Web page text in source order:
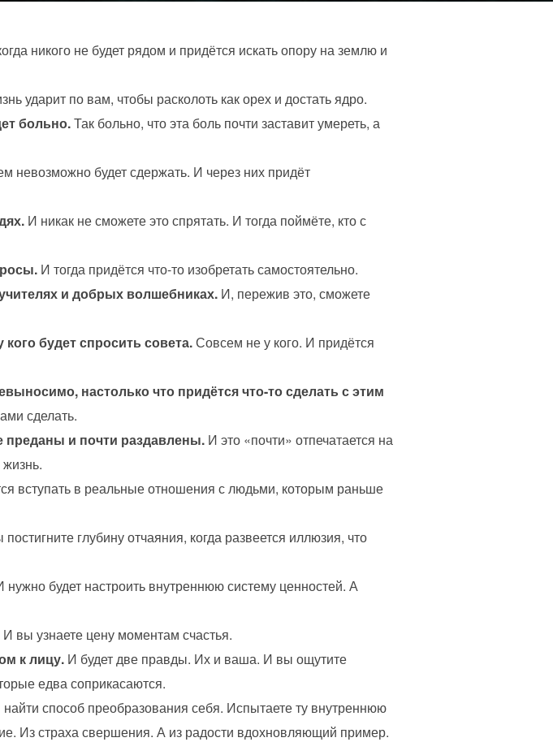
никого не будет рядом и придётся искать опору на землю и
ударит по вам, чтобы расколоть как орех и достать ядро.
больно.Так больно, что эта боль почти заставит умереть, а
невозможно будет сдержать. И через них придёт
И никак не сможете это спрятать. И тогда поймёте, кто с
И тогда придётся что-то изобретать самостоятельно.
и добрых волшебниках. И, пережив это, сможете
будет спросить совета.Совсем не у кого. И придётся
настолько что придётся что-то сделать с этим
сделать.
преданы и почти раздавлены. И это «почти» отпечатается на
вступать в реальные отношения с людьми, которым раньше
постигните глубину отчаяния, когда развеется иллюзия, что
нужно будет настроить внутреннюю систему ценностей. А
И вы узнаете цену моментам счастья.
к лицу. И будет две правды. Их и ваша. И вы ощутите
едва соприкасаются.
способ преобразования себя. Испытаете ту внутреннюю
Из страха свершения. А из радости вдохновляющий пример.